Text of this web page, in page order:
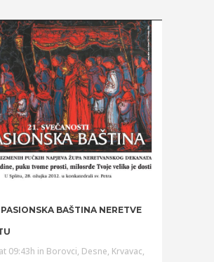
PASIONSKA BAŠTINA NERETVE
09:43h in Borovci, Desne, Krvavac,